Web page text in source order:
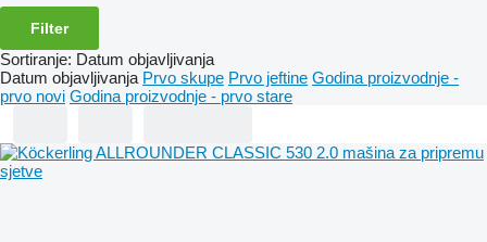
Filter
Sortiranje: Datum objavljivanja
Datum objavljivanja Prvo skupe Prvo jeftine Godina proizvodnje -
prvo novi Godina proizvodnje - prvo stare